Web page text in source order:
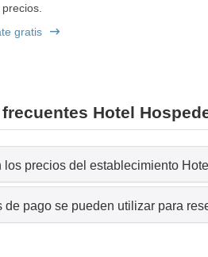
gratis
Hotel
los precios del establecimiento
de pago se pueden utilizar para